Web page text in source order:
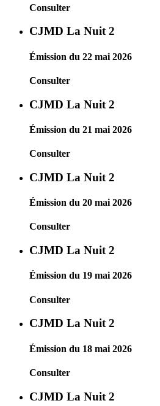
Consulter
CJMD La Nuit 2
Émission du 22 mai 2026
Consulter
CJMD La Nuit 2
Émission du 21 mai 2026
Consulter
CJMD La Nuit 2
Émission du 20 mai 2026
Consulter
CJMD La Nuit 2
Émission du 19 mai 2026
Consulter
CJMD La Nuit 2
Émission du 18 mai 2026
Consulter
CJMD La Nuit 2